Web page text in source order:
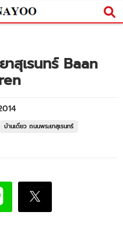
สุเรนทร์ Baan
บ้านเดี่ยว ถนนพระยาสุเรนทร์